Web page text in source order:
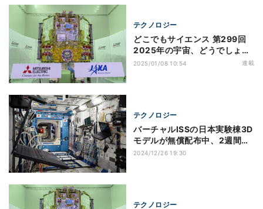
テクノロジー
どこでもサイエンス 第299回
2025年の宇宙、どうでしょ
う？(1−6月の宇宙開発編)
2025/01/08 10:54 連載
テクノロジー
バーチャルISSの日本実験棟3D
モデルが無償配布中、2週間限
定。UE5.4対応
2024/12/26 19:30
テクノロジー